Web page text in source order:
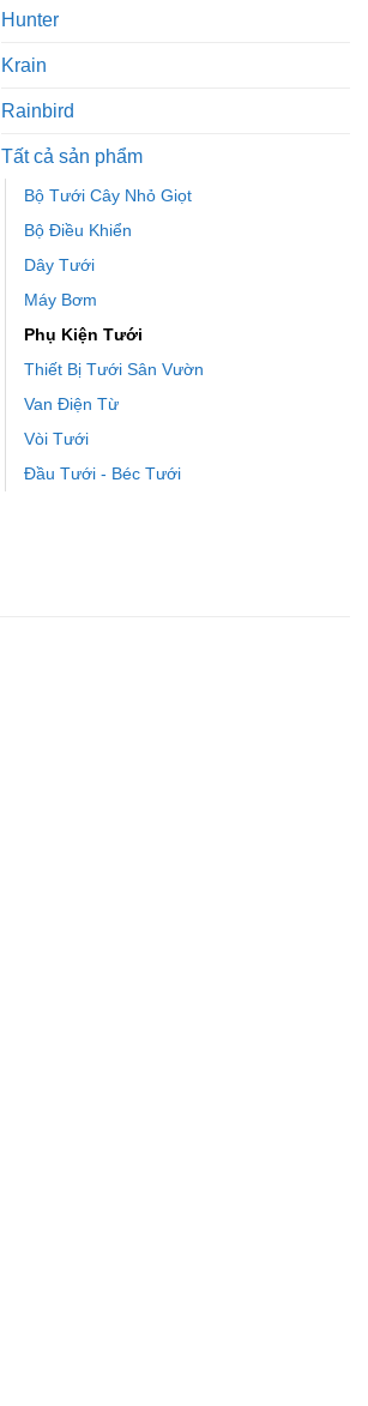
Hunter
Krain
Rainbird
Tất cả sản phẩm
Bộ Tưới Cây Nhỏ Giọt
Bộ Điều Khiển
Dây Tưới
Máy Bơm
Phụ Kiện Tưới
Thiết Bị Tưới Sân Vườn
Van Điện Từ
Vòi Tưới
Đầu Tưới - Béc Tưới